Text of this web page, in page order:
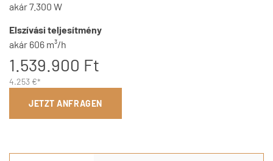
akár 7.300 W
Elszívási teljesítmény
akár 606 m³/h
1.539.900 Ft
4.253 €*
JETZT ANFRAGEN